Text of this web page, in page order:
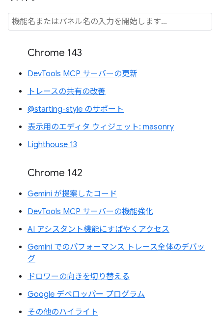
Chrome 143
DevTools MCP サーバーの更新
トレースの共有の改善
@starting-style のサポート
表示用のエディタ ウィジェット: masonry
Lighthouse 13
Chrome 142
Gemini が提案したコード
DevTools MCP サーバーの機能強化
AI アシスタント機能にすばやくアクセス
Gemini でのパフォーマンス トレース全体のデバッ
グ
ドロワーの向きを切り替える
Google デベロッパー プログラム
その他のハイライト